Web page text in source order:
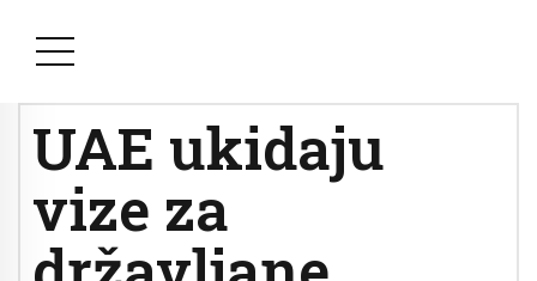
UAE ukidaju
vize za